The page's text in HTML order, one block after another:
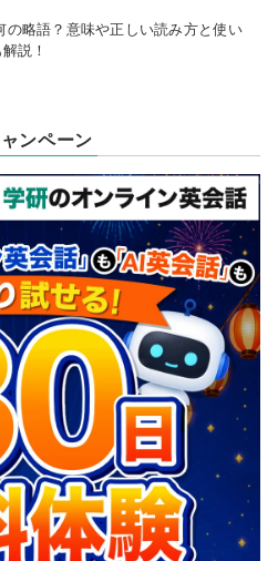
の略語？意味や正しい読み方と使い
説！
ンペーン